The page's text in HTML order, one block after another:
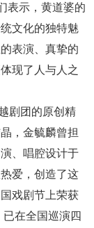
表示，黄道婆的
文化的独特魅
表演、真挚的
现了人与人之
剧团的原创精
，金毓麟曾担
、唱腔设计于
爱，创造了这
戏剧节上荣获
在全国巡演四